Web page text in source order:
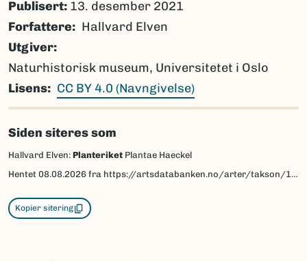
Publisert: 13. desember 2021
Forfattere
Hallvard Elven
Utgiver
Naturhistorisk museum, Universitetet i Oslo
Lisens
CC BY 4.0 (Navngivelse)
Siden siteres som
Hallvard Elven: Planteriket Plantae Haeckel
Hentet 08.08.2026 fra https://artsdatabanken.no/arter/takson/1131/beskrivelse
Kopier sitering